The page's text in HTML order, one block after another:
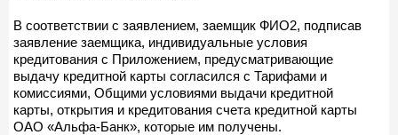
В соответствии с заявлением, заемщик ФИО2, подписав
заявление заемщика, индивидуальные условия
кредитования с Приложением, предусматривающие
выдачу кредитной карты согласился с Тарифами и
комиссиями, Общими условиями выдачи кредитной
карты, открытия и кредитования счета кредитной карты
ОАО «Альфа-Банк», которые им получены.